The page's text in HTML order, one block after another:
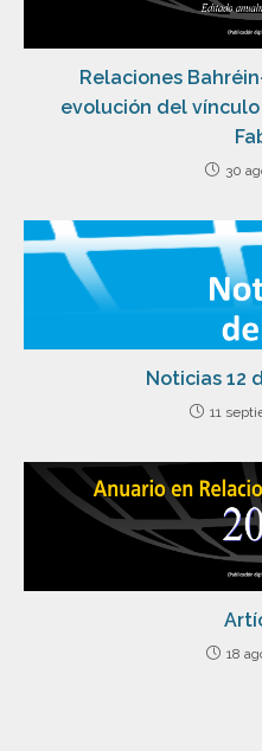
Relaciones
evolución del
30
Noticias 12
11
18